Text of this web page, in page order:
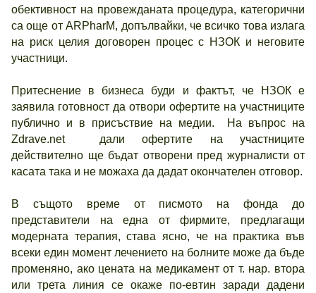
обективност на провежданата процедура, категорични
са още от ARPharM, допълвайки, че всичко това излага
на риск целия договорен процес с НЗОК и неговите
участници.
Притеснение в бизнеса буди и фактът, че НЗОК е
заявила готовност да отвори офертите на участниците
публично и в присъствие на медии. На въпрос на
Zdrave.net дали офертите на участниците
действително ще бъдат отворени пред журналисти от
касата така и не можаха да дадат окончателен отговор.
В същото време от писмото на фонда до
представители на една от фирмите, предлагащи
модерната терапия, става ясно, че на практика във
всеки един момент лечението на болните може да бъде
променяно, ако цената на медикамент от т. нар. втора
или трета линия се окаже по-евтин заради дадени